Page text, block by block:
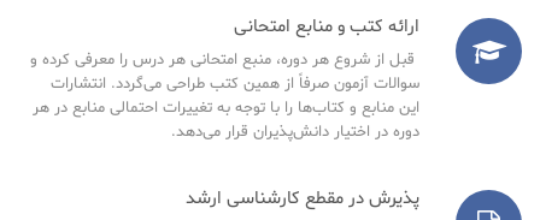
ارائه کتب و منابع امتحانی
قبل از شروع هر دوره، منبع امتحانی هر درس را معرفی کرده و
سوالات آزمون صرفاً از همین کتب طراحی می‌گردد. انتشارات
این منابع و کتاب‌ها را با توجه به تغییرات احتمالی منابع در هر
دوره در اختیار دانش‌پذیران قرار می‌دهد.
پذیرش در مقطع کارشناسی ارشد